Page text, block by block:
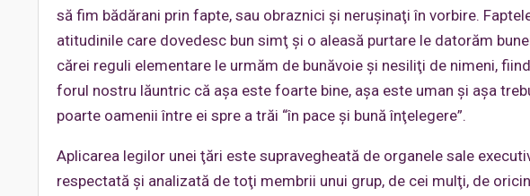
să fim bădărani prin fapte, sau obraznici şi neruşinaţi în vorbire.
atitudinile care dovedesc bun simţ şi o aleasă purtare le datorăm
cărei reguli elementare le urmăm de bunăvoie şi nesiliţi de nimeni,
forul nostru lăuntric că aşa este foarte bine, aşa este uman şi aşa
poarte oamenii între ei spre a trăi “în pace şi bună înţelegere”.
Aplicarea legilor unei ţări este supravegheată de organele sale
respectată şi analizată de toţi membrii unui grup, de cei mulţi, de